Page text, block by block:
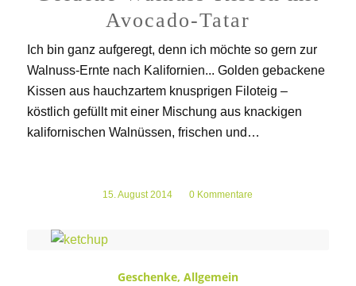
Avocado-Tatar
Ich bin ganz aufgeregt, denn ich möchte so gern zur
Walnuss-Ernte nach Kalifornien... Golden gebackene
Kissen aus hauchzartem knusprigen Filoteig –
köstlich gefüllt mit einer Mischung aus knackigen
kalifornischen Walnüssen, frischen und…
15. August 2014
/ 0 Kommentare
Geschenke, Allgemein